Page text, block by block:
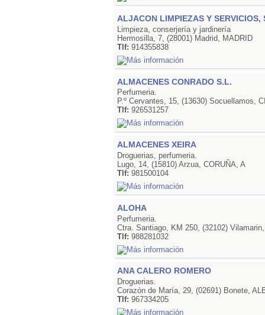
ALJACON LIMPIEZAS Y SERVICIOS,
Limpieza, conserjería y jardinería
Hermosilla, 7, (28001) Madrid, MADRID
Tlf:914355838
ALMACENES CONRADO S.L.
Perfumeria.
P.º Cervantes, 15, (13630) Socuellamos,
Tlf:926531257
ALMACENES XEIRA
Droguerias, perfumeria.
Lugo, 14, (15810) Arzua, CORUÑA, A
Tlf:981500104
ALOHA
Perfumeria.
Ctra. Santiago, KM 250, (32102)
Tlf:988281032
ANA CALERO ROMERO
Droguerias.
Corazón de María, 29, (02691) Bonete,
Tlf:967334205